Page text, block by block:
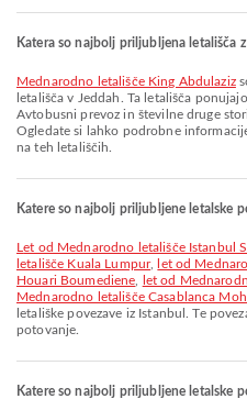
Katera so najbolj priljubljena letališča
Mednarodno letališče King Abdulaziz
letališča v Jeddah. Ta letališča
Avtobusni prevoz in številne druge
Ogledate si lahko podrobne
na teh letališčih.
Katere so najbolj priljubljene letalske
let od Mednarodno letališče Istanbul Sabiha Gokcen do Mednarodno
letališče Kuala Lumpur,
let od
Houari Boumediene
let od
Mednarodno letališče Casablanca
letališke povezave iz Istanbul. Te
potovanje.
Katere so najbolj priljubljene letalske